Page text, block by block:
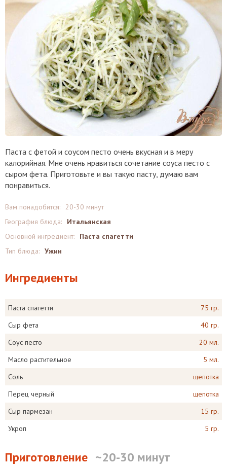
Паста с фетой и соусом песто очень вкусная и в меру
калорийная. Мне очень нравиться сочетание соуса песто с
сыром фета. Приготовьте и вы такую пасту, думаю вам
понравиться.
Вам понадобится:
20-30 минут
География блюда:
Итальянская
Основной ингредиент:
Паста спагетти
Тип блюда: Ужин
Ингредиенты
Паста спагетти
75 гр.
Сыр фета
40 гр.
Соус песто
20 мл.
Масло растительное
5 мл.
Соль
щепотка
Перец черный
щепотка
Сыр пармезан
15 гр.
Укроп
5 гр.
Приготовление ~20-30 минут